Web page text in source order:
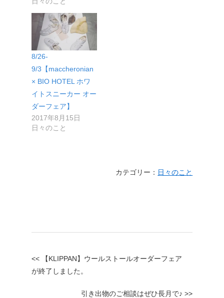
8/26-
9/3【maccheronian
× BIO HOTEL ホワ
イトスニーカー オー
ダーフェア】
2017年8月15日
日々のこと
カテゴリー： 日々のこと
<< 【KLIPPAN】ウールストールオーダーフェア
が終了しました。
引き出物のご相談はぜひ長月で♪ >>